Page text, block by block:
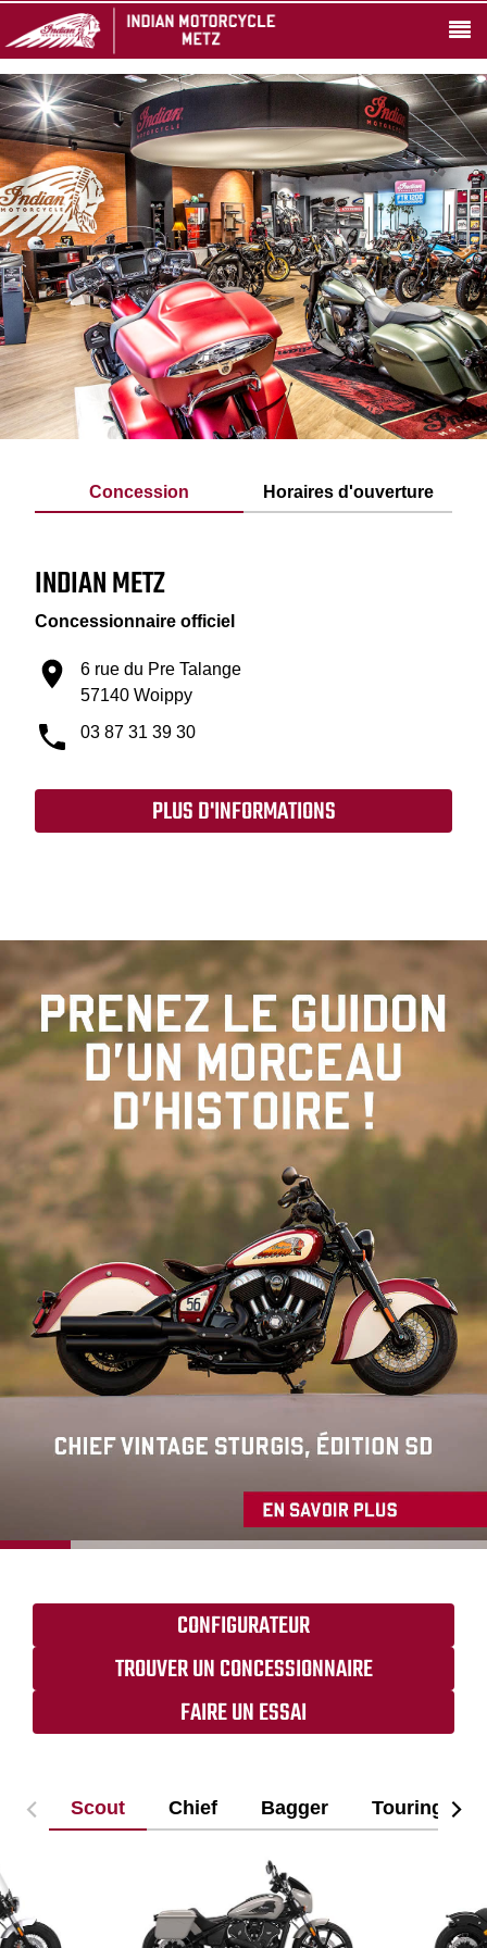
Concession Horaires d'ouverture
INDIAN METZ
Concessionnaire officiel
6 rue du Pre Talange
57140 Woippy
03 87 31 39 30
PLUS D'INFORMATIONS
CONFIGURATEUR
TROUVER UN CONCESSIONNAIRE
FAIRE UN ESSAI
Scout Chief Bagger Touring